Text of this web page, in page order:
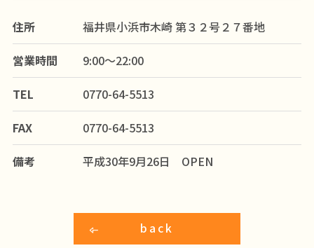
住所
福井県小浜市木崎 第３２号２７番地
営業時間
9:00～22:00
TEL
0770-64-5513
FAX
0770-64-5513
備考
平成30年9月26日 OPEN
back